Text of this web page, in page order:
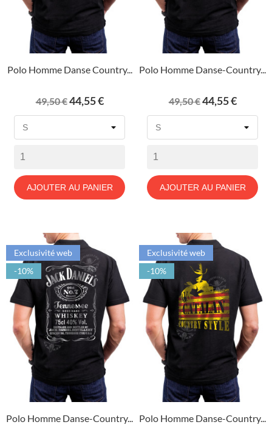
Polo Homme Danse Country...
Prix
de
49,50 €Prix
44,55 €
AJOUTER AU PANIER
Polo Homme Danse-Country...
Prix
de
49,50 €Prix
44,55 €
AJOUTER AU PANIER
Polo Homme Danse-Country...
Exclusivité web
-10%
Polo Homme Danse-Country...
Exclusivité web
-10%